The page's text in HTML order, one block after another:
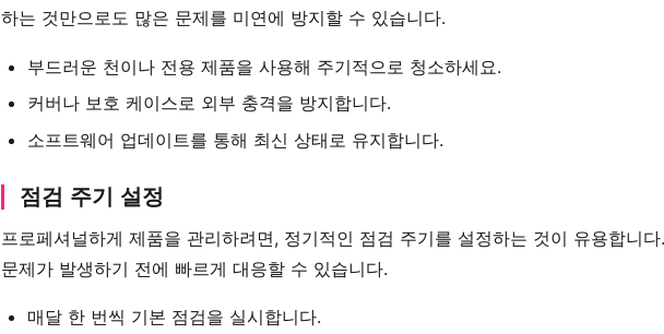
하는 것만으로도 많은 문제를 미연에 방지할 수 있습니다.
부드러운 천이나 전용 제품을 사용해 주기적으로 청소하세요.
커버나 보호 케이스로 외부 충격을 방지합니다.
소프트웨어 업데이트를 통해 최신 상태로 유지합니다.
점검 주기 설정
프로페셔널하게 제품을 관리하려면, 정기적인 점검 주기를 설정하는 것이 유용합니
문제가 발생하기 전에 빠르게 대응할 수 있습니다.
매달 한 번씩 기본 점검을 실시합니다.